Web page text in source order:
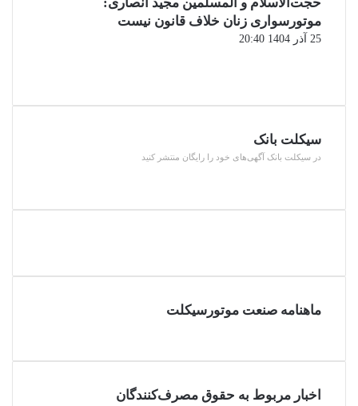
موتورسواری زنان خلاف قانون نیست
25 آذر 1404 20:40
سیکلت بانک
در سیکلت بانک آگهی‌های خود را رایگان منتشر کنید
ماهنامه صنعت موتورسیکلت
اخبار مربوط به حقوق مصرف‌کنندگان